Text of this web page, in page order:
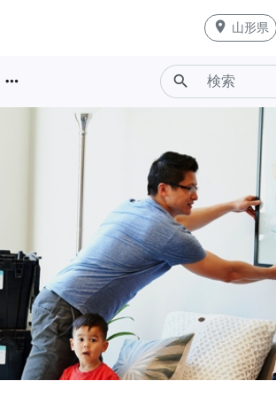
place 山形県
more_horiz search